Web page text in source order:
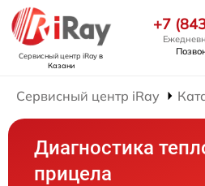
Сервисный центр iRayв
Казани
+7
Сервисный центр iRay
Диагностика
прицела